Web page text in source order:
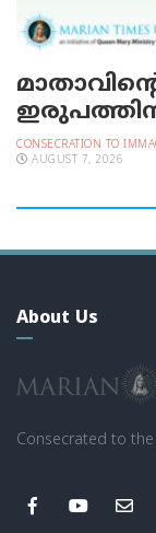
CONSECRATION TO
AUGUST 7, 2026
About Us
Consecrated to